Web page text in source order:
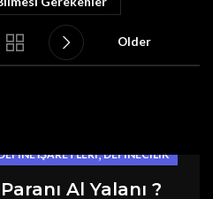
Older
İŞARETLERI,DEFINECILIK
Al Yalanı ?